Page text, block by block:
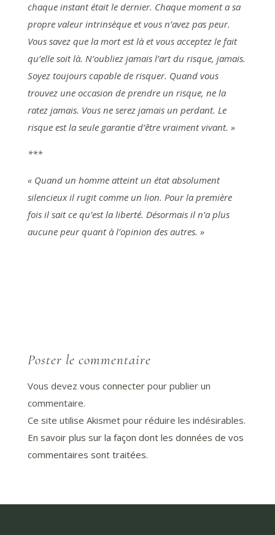
chaque instant était le dernier. Chaque moment a sa
propre valeur intrinsèque et vous n’avez pas peur.
Vous savez que la mort est là et vous acceptez le fait
qu’elle soit là. N’oubliez jamais l’art du risque, jamais.
Soyez toujours capable de risquer. Quand vous
trouvez une occasion de prendre un risque, ne la
ratez jamais. Vous ne serez jamais un perdant. Le
risque est la seule garantie d’être vraiment vivant. »
***
« Quand un homme atteint un état absolument
silencieux il rugit comme un lion. Pour la première
fois il sait ce qu’est la liberté. Désormais il n’a plus
aucune peur quant à l’opinion des autres. »
Poster le commentaire
Vous devez vous connecterpour publier un
commentaire.
Ce site utilise Akismet pour réduire les indésirables.
En savoir plus sur la façon dont les données de vos
commentaires sont traitées.